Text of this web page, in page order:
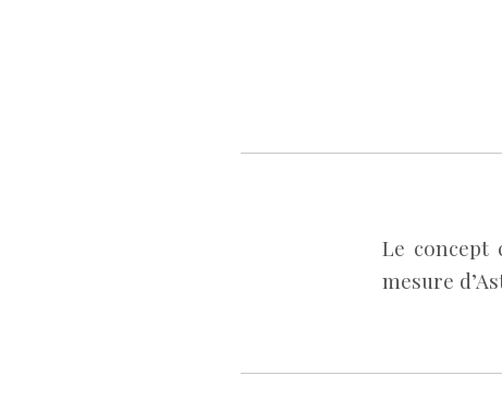
Le concept
mesure